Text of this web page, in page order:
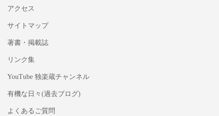
アクセス
サイトマップ
著書・掲載誌
リンク集
YouTube 独楽蔵チャンネル
有機な日々(過去ブログ)
よくあるご質問